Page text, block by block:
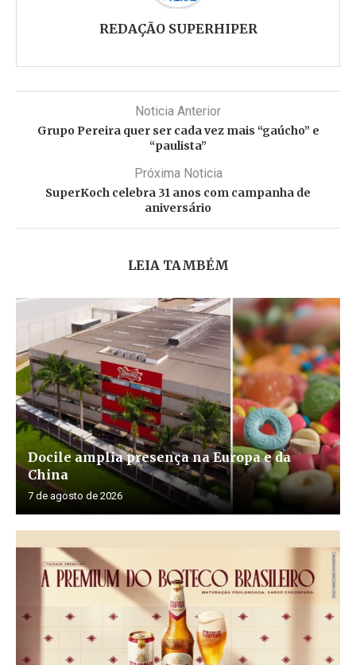
REDAÇÃO SUPERHIPER
Noticia Anterior
Grupo Pereira quer ser cada vez mais “gaúcho” e
“paulista”
Próxima Noticia
SuperKoch celebra 31 anos com campanha de
aniversário
LEIA TAMBÉM
Docile amplia presença na Europa e da
China
7 de agosto de 2026